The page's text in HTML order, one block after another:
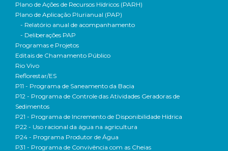
Plano de Ações de Recursos Hídricos (PARH)
Plano de Aplicação Plurianual (PAP)
- Relatório anual de acompanhamento
- Deliberações PAP
Programas e Projetos
Editais de Chamamento Público
Rio Vivo
Reflorestar/ES
P11 - Programa de Saneamento da Bacia
P12 - Programa de Controle das Atividades Geradoras de
Sedimentos
P21 - Programa de Incremento de Disponibilidade Hídrica
P22 - Uso racional da água na agricultura
P24 - Programa Produtor de Água
P31 - Programa de Convivência com as Cheias